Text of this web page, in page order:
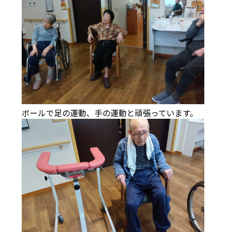
ボールで足の運動、手の運動と頑張っています。